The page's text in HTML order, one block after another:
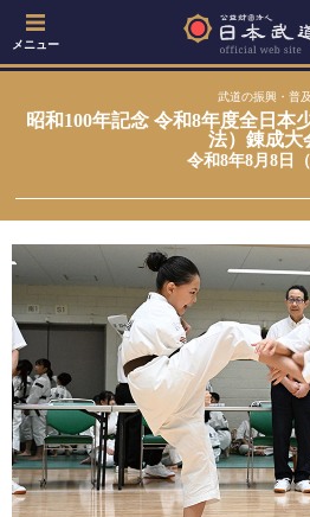
メニュー
武道の振興・普及
昭和100年記念 令和8年度全日本
法）錬成大
令和8年8月8日（